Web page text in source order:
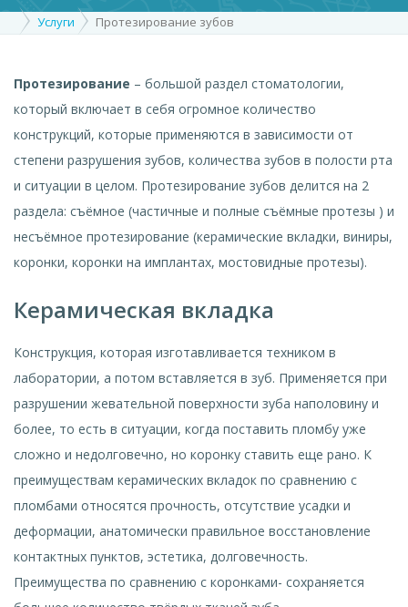
Услуги Протезирование зубов
Протезирование – большой раздел стоматологии,
который включает в себя огромное количество
конструкций, которые применяются в зависимости от
степени разрушения зубов, количества зубов в полости рта
и ситуации в целом. Протезирование зубов делится на 2
раздела: съёмное (частичные и полные съёмные протезы ) и
несъёмное протезирование (керамические вкладки, виниры,
коронки, коронки на имплантах, мостовидные протезы).
Керамическая вкладка
Конструкция, которая изготавливается техником в
лаборатории, а потом вставляется в зуб. Применяется при
разрушении жевательной поверхности зуба наполовину и
более, то есть в ситуации, когда поставить пломбу уже
сложно и недолговечно, но коронку ставить еще рано. К
преимуществам керамических вкладок по сравнению с
пломбами относятся прочность, отсутствие усадки и
деформации, анатомически правильное восстановление
контактных пунктов, эстетика, долговечность.
Преимущества по сравнению с коронками- сохраняется